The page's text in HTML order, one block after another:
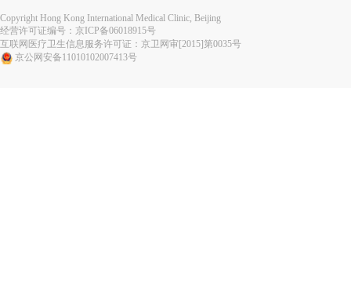
Copyright Hong Kong International Medical Clinic, Beijing
经营许可证编号： 京ICP备06018915号
互联网医疗卫生信息服务许可证：京卫网审[2015]第0035号
京公网安备11010102007413号